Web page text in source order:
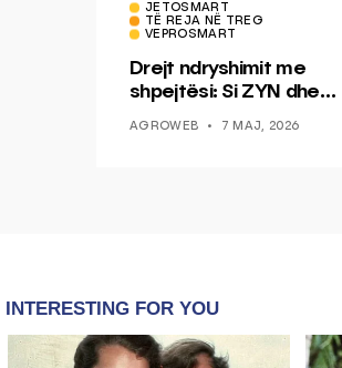
JETOSMART
TË REJA NË TREG
VEPROSMART
Drejt ndryshimit me
shpejtësi: Si ZYN dhe
epokë të re pa tym
AGROWEB 7 MAJ, 2026